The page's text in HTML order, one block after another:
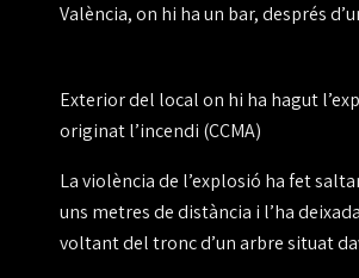
València, on hi ha un bar, després
Exterior del local on hi ha hagut
originat l’incendi (CCMA)
La violència de l’explosió ha fet
uns metres de distància i l’ha
voltant del tronc d’un arbre situat